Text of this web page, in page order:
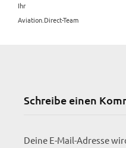
Ihr
Aviation.Direct-Team
Schreibe einen
Deine E-Mail-Adresse